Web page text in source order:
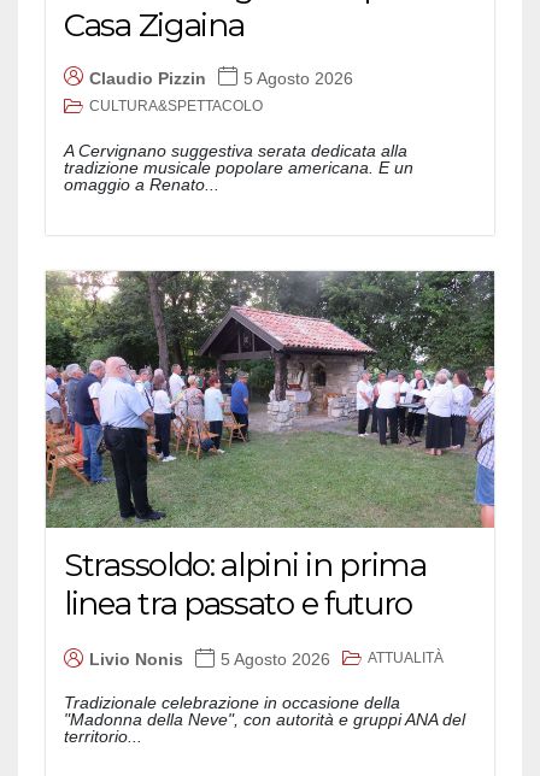
Casa Zigaina
Claudio Pizzin 5 Agosto 2026
CULTURA&SPETTACOLO
A Cervignano suggestiva serata dedicata alla
tradizione musicale popolare americana. E un
omaggio a Renato...
Strassoldo: alpini in prima
linea tra passato e futuro
Livio Nonis 5 Agosto 2026 ATTUALITÀ
Tradizionale celebrazione in occasione della
"Madonna della Neve", con autorità e gruppi ANA del
territorio...